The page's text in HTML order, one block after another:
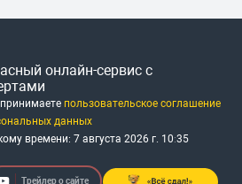
онлайн-сервис с
пользовательское соглашение
данных
времени: 7 августа 2026 г. 10:35
Трейлер о сайте